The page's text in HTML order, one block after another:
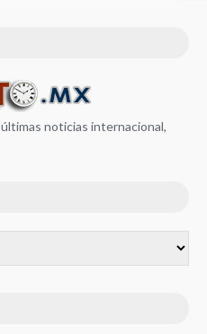
noticias internacional,